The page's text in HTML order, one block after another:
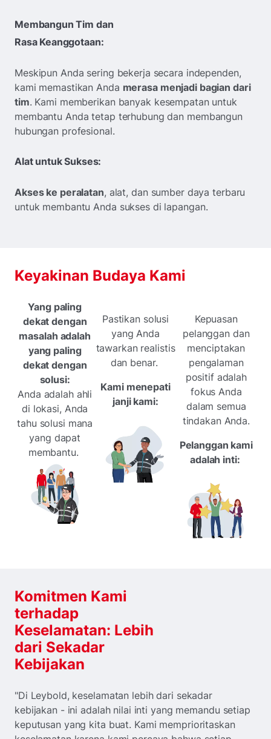
Membangun Tim dan
Rasa Keanggotaan:
Meskipun Anda sering bekerja secara independen,
kami memastikan Anda merasa menjadi bagian dari
tim. Kami memberikan banyak kesempatan untuk
membantu Anda tetap terhubung dan membangun
hubungan profesional.
Alat untuk Sukses:
Akses ke peralatan, alat, dan sumber daya terbaru
untuk membantu Anda sukses di lapangan.
Keyakinan Budaya Kami
Yang paling
dekat dengan
masalah adalah
yang paling
dekat dengan
solusi:
Anda adalah ahli
di lokasi, Anda
tahu solusi mana
yang dapat
membantu.
Kami menepati
janji kami:
Pastikan solusi
yang Anda
tawarkan realistis
dan benar.
Pelanggan kami
adalah inti:
Kepuasan
pelanggan dan
menciptakan
pengalaman
positif adalah
fokus Anda
dalam semua
tindakan Anda.
Komitmen Kami
terhadap
Keselamatan: Lebih
dari Sekadar
Kebijakan
"Di Leybold, keselamatan lebih dari sekadar
kebijakan - ini adalah nilai inti yang memandu setiap
keputusan yang kita buat. Kami memprioritaskan